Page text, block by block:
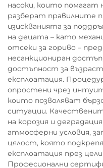
насоки, които
разберат правилните
изискванията за
на децата – като
отсеки за гориво –
несанкциониран
достъпност за
експлоатация.
опростени чрез
които позволяват
ситуации.
на корозия и
атмосферни условия,
цялост, която
експлоатация през
Професионални